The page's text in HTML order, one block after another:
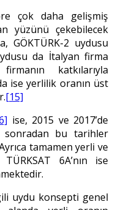
çok daha gelişmiş
yüzünü çekebilecek
GÖKTÜRK-2 uydusu
da İtalyan firma
katkılarıyla
ise yerlilik oranın üst
[15]
ise, 2015 ve 2017’de
sonradan bu tarihler
tamamen yerli ve
6A’nın ise
uydu konsepti genel